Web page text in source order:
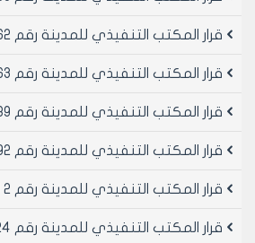
قرار المكتب التنفيذي للمدينة رقم 162 لعام 2021
قرار المكتب التنفيذي للمدينة رقم 163 لعام 2021
قرار المكتب التنفيذي للمدينة رقم 189 لعام 2021
قرار المكتب التنفيذي للمدينة رقم 192 لعام 2021
قرار المكتب التنفيذي للمدينة رقم 2 لعام 2021
قرار المكتب التنفيذي للمدينة رقم 224 لعام 2021